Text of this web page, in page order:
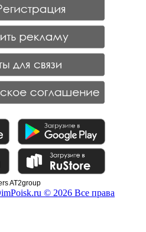
AT2group
© 2026 Все права